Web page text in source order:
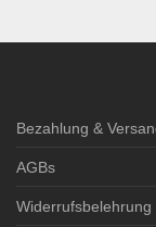
Bezahlung &
AGBs
Widerrufsbelehrung